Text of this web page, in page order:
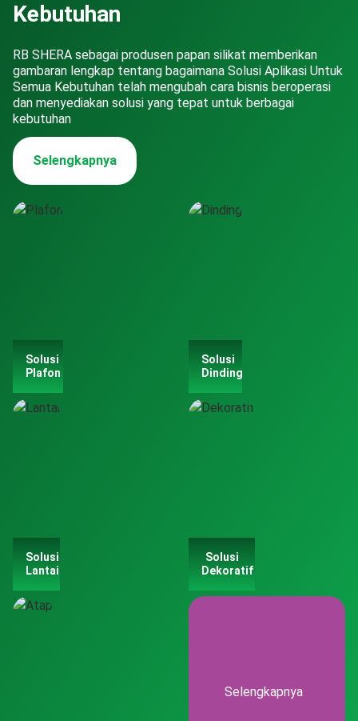
Kebutuhan
RB SHERA sebagai produsen papan silikat memberikan
gambaran lengkap tentang bagaimana Solusi Aplikasi Untuk
Semua Kebutuhan telah mengubah cara bisnis beroperasi
dan menyediakan solusi yang tepat untuk berbagai
kebutuhan
Selengkapnya
Solusi
Plafon
Solusi
Dinding
Solusi
Lantai
Solusi
Dekoratif
Selengkapnya